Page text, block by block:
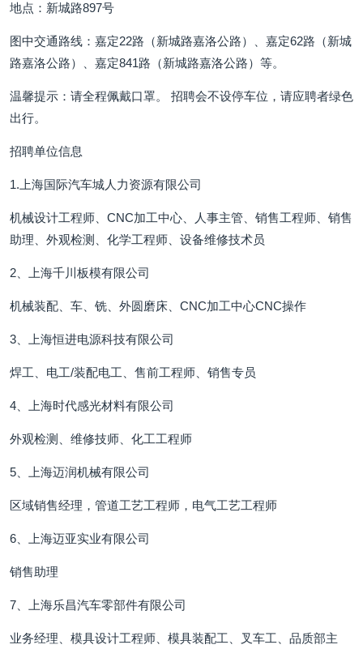
地点：新城路897号
图中交通路线：嘉定22路（新城路嘉洛公路）、嘉定62路（新城
路嘉洛公路）、嘉定841路（新城路嘉洛公路）等。
温馨提示：请全程佩戴口罩。 招聘会不设停车位，请应聘者绿色
出行。
招聘单位信息
1.上海国际汽车城人力资源有限公司
机械设计工程师、CNC加工中心、人事主管、销售工程师、销售
助理、外观检测、化学工程师、设备维修技术员
2、上海千川板模有限公司
机械装配、车、铣、外圆磨床、CNC加工中心CNC操作
3、上海恒进电源科技有限公司
焊工、电工/装配电工、售前工程师、销售专员
4、上海时代感光材料有限公司
外观检测、维修技师、化工工程师
5、上海迈润机械有限公司
区域销售经理，管道工艺工程师，电气工艺工程师
6、上海迈亚实业有限公司
销售助理
7、上海乐昌汽车零部件有限公司
业务经理、模具设计工程师、模具装配工、叉车工、品质部主